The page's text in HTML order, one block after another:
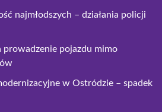
najmłodszych – działania policji
prowadzenie pojazdu mimo
w Ostródzie – spadek